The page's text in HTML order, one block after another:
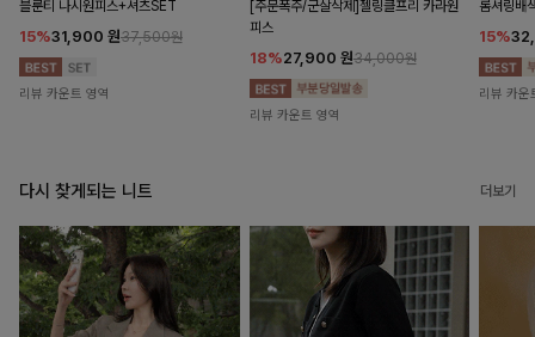
블룬티 나시원피스+셔츠SET
15%31,900 원37,500원
리뷰 카운트 영역
[주문폭주/군살삭제]젤링클프리 카라원
피스
18%27,900 원34,000원
리뷰 카운트 영역
롬셔링배
15%
리뷰 카운
다시 찾게되는 니트 더보기